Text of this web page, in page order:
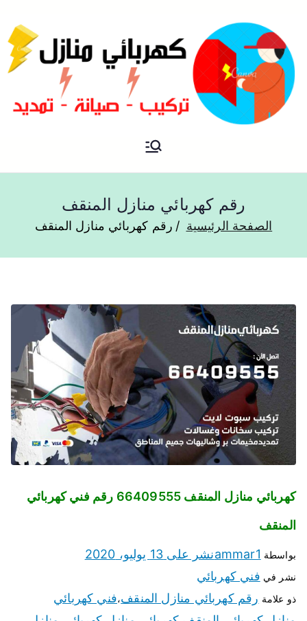
فني كهربائي منازل الكويت
رقم كهربائي منازل المنقف
الصفحة الرئيسية رقم كهربائي منازل المنقف
كهربائي منازل المنقف 66409555 رقم فني كهربائي
المنقف
بواسطة ammar1نشر على 13 يوليو، 2020
نشر في فني كهربائي
ذو علامة رقم كهربائي منازل المنقف،فني كهربائي